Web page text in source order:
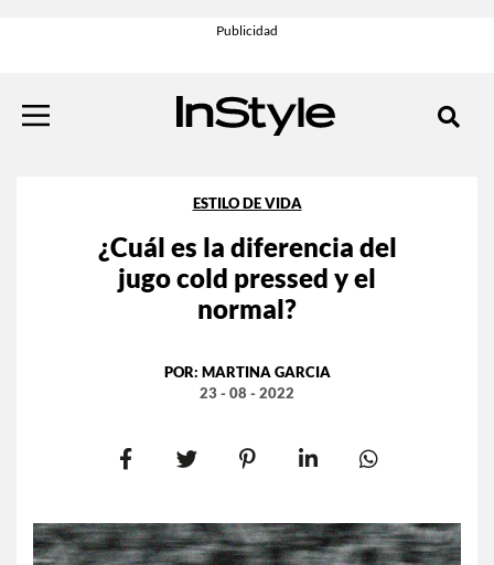
ESTILO DE VIDA
¿Cuál es la diferencia del
jugo cold pressed y el
normal?
POR: MARTINA GARCIA
23 - 08 - 2022